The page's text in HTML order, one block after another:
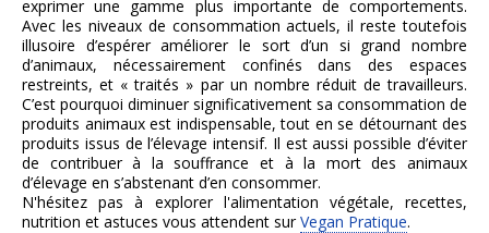
exprimer une gamme plus importante de comportements.
Avec les niveaux de consommation actuels, il reste toutefois
illusoire d’espérer améliorer le sort d’un si grand nombre
d’animaux, nécessairement confinés dans des espaces
restreints, et « traités » par un nombre réduit de travailleurs.
C’est pourquoi diminuer significativement sa consommation de
produits animaux est indispensable, tout en se détournant des
produits issus de l’élevage intensif. Il est aussi possible d’éviter
de contribuer à la souffrance et à la mort des animaux
d’élevage en s’abstenant d’en consommer.
N'hésitez pas à explorer l'alimentation végétale, recettes,
nutrition et astuces vous attendent surVegan Pratique.